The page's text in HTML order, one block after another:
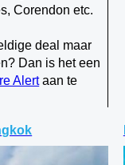
Corendon etc.
deal maar
Dan is het een
Alertaan te